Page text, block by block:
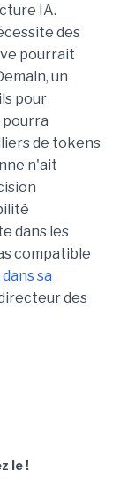
IA.
des
pourrait
un
pour
pourra
de tokens
n'ait
dans les
compatible
sa
des
le !